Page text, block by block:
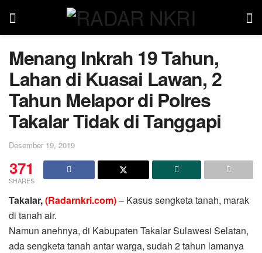
Menang Inkrah 19 Tahun,
Lahan di Kuasai Lawan, 2
Tahun Melapor di Polres
Takalar Tidak di Tanggapi
Desember 19, 2019
371
SHARES
Takalar,(Radarnkri.com)– Kasus sengketa tanah, marak
di tanah air.
Namun anehnya, di Kabupaten Takalar Sulawesi Selatan,
ada sengketa tanah antar warga, sudah 2 tahun lamanya